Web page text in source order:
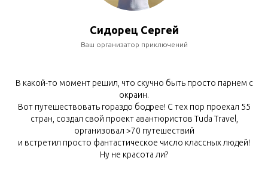
Сидорец Сергей
Ваш организатор приключений
В какой-то момент решил, что скучно быть просто парнем с
окраин.
Вот путешествовать гораздо бодрее! С тех пор проехал 55
стран, создал свой проект авантюристов Tuda Travel,
организовал >70 путешествий
и встретил просто фантастическое число классных людей!
Ну не красота ли?